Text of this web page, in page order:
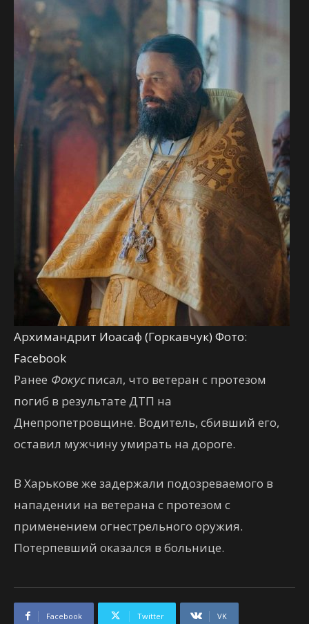
Архимандрит Иоасаф (Горкавчук) Фото:
Facebook
Ранее Фокусписал, что ветеран с протезом
погиб в результате ДТП на
Днепропетровщине. Водитель, сбивший его,
оставил мужчину умирать на дороге.
В Харькове же задержали подозреваемого в
нападении на ветерана с протезом с
применением огнестрельного оружия.
Потерпевший оказался в больнице.
Facebook Twitter VK